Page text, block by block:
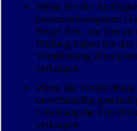
Wenn Sie die
personenbezogenen
Regel Zeit, um dies
Prüfung haben Sie
Verarbeitung Ihrer
verlangen.
Wenn die
unrechtmäßig
Löschung die
verlangen.